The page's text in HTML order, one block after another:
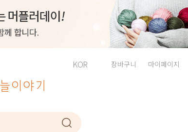
KOR 장바구니 마이페이지